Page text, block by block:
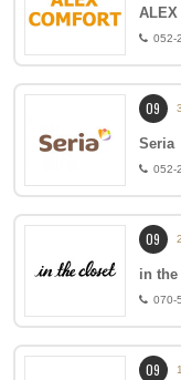
ALEX
052-
09
Seria
052-
09
in
070-
09